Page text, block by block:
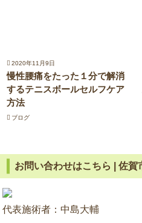
2020年11月9日
慢性腰痛をたった１分で解消
するテニスボールセルフケア
方法
ブログ
お問い合わせはこちら | 佐
代表施術者：中島大輔